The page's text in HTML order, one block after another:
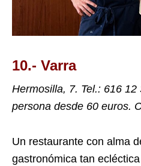
10.- Varra
Hermosilla, 7. Tel.: 616 12
persona desde 60 euros.
Un restaurante con alma
gastronómica tan